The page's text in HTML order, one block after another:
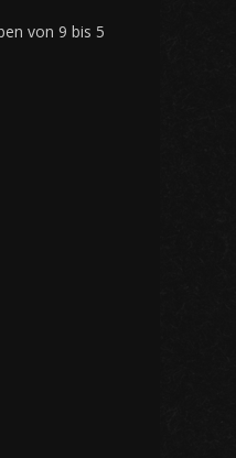
von 9 bis 5